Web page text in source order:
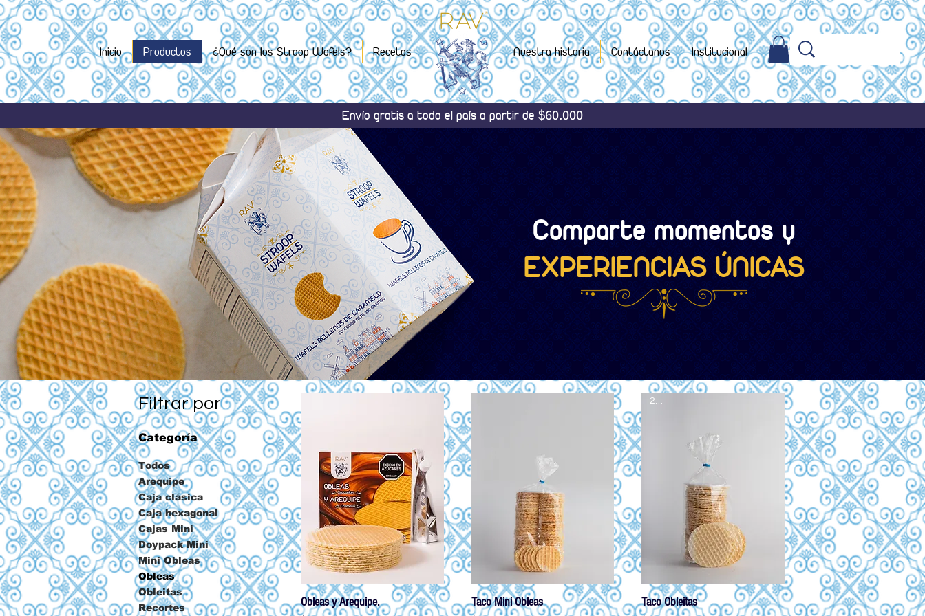
Inicio Productos ¿Qué son los Stroop Wafels? Recetas Nuestra historia Contáctanos Institucional
Envío gratis a todo el país a partir de $60.000
Comparte momentos y
EXPERIENCIAS ÚNICAS
Filtrar por
Categoría
Todos
Arequipe
Caja clásica
Caja hexagonal
Cajas Mini
Doypack Mini
Mini Obleas
Obleas
Obleitas
Recortes
Vista rápida
Obleas y Arequipe. Vista rápida
Taco Mini Obleas Vista rápida
2x1
Taco Obleitas